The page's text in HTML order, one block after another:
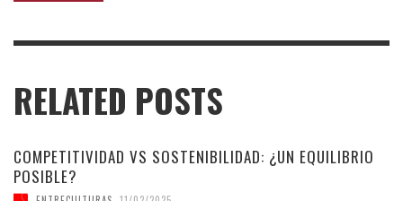
RELATED POSTS
COMPETITIVIDAD VS SOSTENIBILIDAD: ¿UN EQUILIBRIO
POSIBLE?